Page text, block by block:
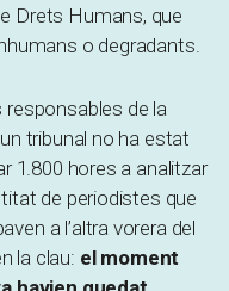
Drets Humans, que
o degradants.
de la
tribunal no ha estat
1.800 hores a analitzar
de periodistes que
a l’altra vorera del
la clau: el moment